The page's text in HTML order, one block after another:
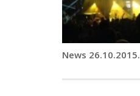
News 26.10.2015.